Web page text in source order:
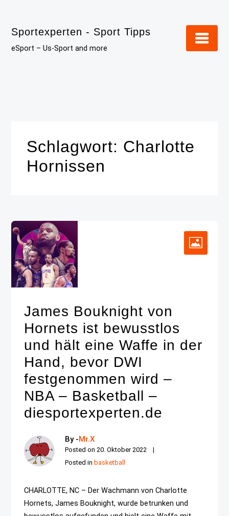
content
Sportexperten - Sport Tipps
eSport – Us-Sport and more
Schlagwort: Charlotte
Hornissen
James Bouknight von
Hornets ist bewusstlos
und hält eine Waffe in der
Hand, bevor DWI
festgenommen wird –
NBA – Basketball –
diesportexperten.de
By -Mr.X
Posted on20. Oktober 2022
Posted in basketball
CHARLOTTE, NC – Der Wachmann von Charlotte
Hornets, James Bouknight, wurde betrunken und